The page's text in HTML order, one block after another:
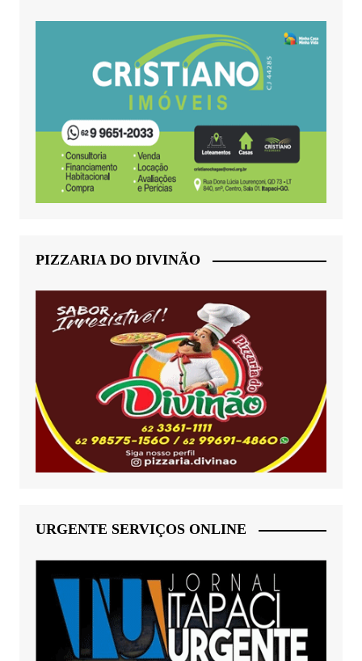
PIZZARIA DO DIVINÃO
URGENTE SERVIÇOS ONLINE